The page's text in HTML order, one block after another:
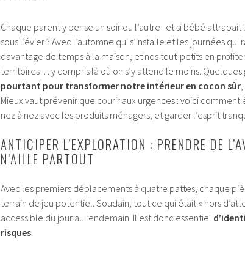
Chaque parent y pense un soir ou l’autre : et si bébé
sous l’évier ? Avec l’automne qui s’installe et les journées
davantage de temps à la maison, et nos tout-petits en
territoires… y compris là où on s’y attend le moins. Quelques
pourtant pour transformer notre intérieur en cocon sûr
Mieux vaut prévenir que courir aux urgences : voici
nez à nez avec les produits ménagers, et garder l’esprit
ANTICIPER L’EXPLORATION : PRENDRE DE
N’AILLE PARTOUT
Avec les premiers déplacements à quatre pattes, chaque
terrain de jeu potentiel. Soudain, tout ce qui était « hors
accessible du jour au lendemain. Il est donc essentiel
risques.